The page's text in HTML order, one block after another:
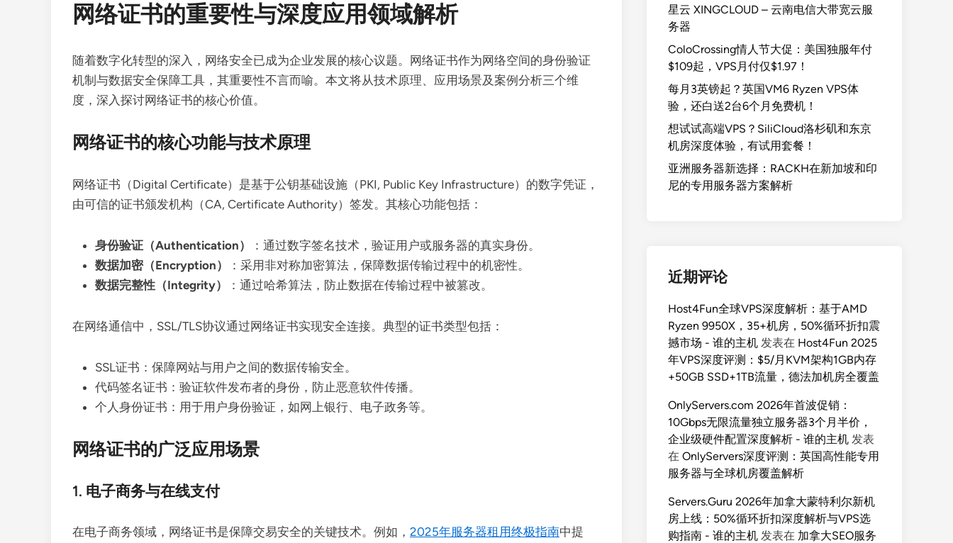
网络证书的重要性与深度应用领域解析
随着数字化转型的深入，网络安全已成为企业发展的核心议题。网络证书作为网络空间的身份验证
机制与数据安全保障工具，其重要性不言而喻。本文将从技术原理、应用场景及案例分析三个维
度，深入探讨网络证书的核心价值。
网络证书的核心功能与技术原理
网络证书（Digital Certificate）是基于公钥基础设施（PKI, Public Key Infrastructure）的数字凭证，
由可信的证书颁发机构（CA, Certificate Authority）签发。其核心功能包括：
身份验证（Authentication）
：通过数字签名技术，验证用户或服务器的真实身份。
数据加密（Encryption）
：采用非对称加密算法，保障数据传输过程中的机密性。
数据完整性（Integrity）
：通过哈希算法，防止数据在传输过程中被篡改。
在网络通信中，SSL/TLS协议通过网络证书实现安全连接。典型的证书类型包括：
SSL证书：保障网站与用户之间的数据传输安全。
代码签名证书：验证软件发布者的身份，防止恶意软件传播。
个人身份证书：用于用户身份验证，如网上银行、电子政务等。
网络证书的广泛应用场景
1. 电子商务与在线支付
在电子商务领域，网络证书是保障交易安全的关键技术。例如， 2025年服务器租用终极指南中提
星云 XINGCLOUD – 云南电信大带宽云服
务器
ColoCrossing情人节大促：美国独服年付
$109起，VPS月付仅$1.97！
每月3英镑起？英国VM6 Ryzen VPS体
验，还白送2台6个月免费机！
想试试高端VPS？SiliCloud洛杉矶和东京
机房深度体验，有试用套餐！
亚洲服务器新选择：RACKH在新加坡和印
尼的专用服务器方案解析
近期评论
Host4Fun全球VPS深度解析：基于AMD
Ryzen 9950X，35+机房，50%循环折扣震
撼市场 - 谁的主机 发表在 Host4Fun 2025
年VPS深度评测：$5/月KVM架构1GB内存
+50GB SSD+1TB流量，德法加机房全覆盖
OnlyServers.com 2026年首波促销：
10Gbps无限流量独立服务器3个月半价，
企业级硬件配置深度解析 - 谁的主机 发表
在 OnlyServers深度评测：英国高性能专用
服务器与全球机房覆盖解析
Servers.Guru 2026年加拿大蒙特利尔新机
房上线：50%循环折扣深度解析与VPS选
购指南 - 谁的主机 发表在 加拿大SEO服务